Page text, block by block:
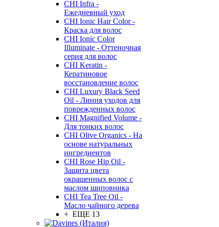
CHI Infra -
Ежедневный уход
CHI Ionic Hair Color -
Краска для волос
CHI Ionic Color
Illuminate - Оттеночная
серия для волос
CHI Keratin -
Кератиновое
восстановление волос
CHI Luxury Black Seed
Oil - Линия уходов для
поврежденных волос
CHI Magnified Volume -
Для тонких волос
CHI Olive Organics - На
основе натуральных
ингредиентов
CHI Rose Hip Oil -
Защита цвета
окрашенных волос с
маслом шиповника
CHI Tea Tree Oil -
Масло чайного дерева
+ ЕЩЕ 13